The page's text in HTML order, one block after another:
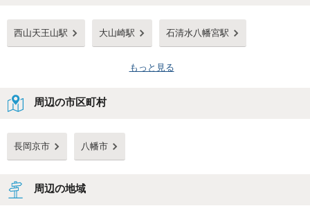
西山天王山駅 大山崎駅 石清水八幡宮駅
もっと見る
周辺の市区町村
長岡京市 八幡市
周辺の地域